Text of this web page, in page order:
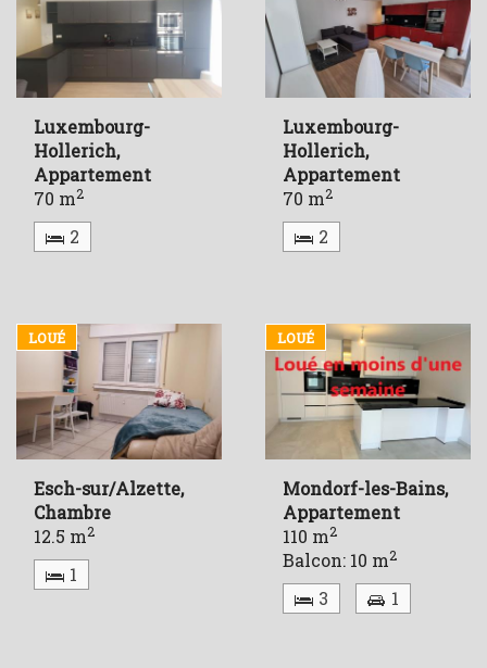
Luxembourg-
Hollerich,
Appartement
70 m2
2
Luxembourg-
Hollerich,
Appartement
70 m2
2
LOUÉ
Esch-sur/Alzette,
Chambre
12.5 m2
1
LOUÉ
Mondorf-les-Bains,
Appartement
110 m2
Balcon: 10 m2
3 1